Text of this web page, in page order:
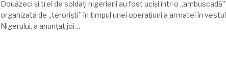
Douăzeci și trei de soldați nigerieni au fost uciși într-o „ambuscadă”
organizată de „teroriști” în timpul unei operațiuni a armatei în vestul
Nigerului, a anunțat joi…